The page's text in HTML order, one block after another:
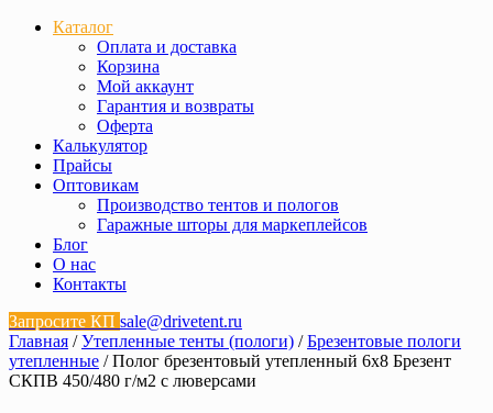
Каталог
Оплата и доставка
Корзина
Мой аккаунт
Гарантия и возвраты
Оферта
Калькулятор
Прайсы
Оптовикам
Производство тентов и пологов
Гаражные шторы для маркеплейсов
Блог
О нас
Контакты
Запросите КП sale@drivetent.ru
Главная /Утепленные тенты (пологи) /Брезентовые пологи
утепленные / Полог брезентовый утепленный 6х8 Брезент
СКПВ 450/480 г/м2 с люверсами